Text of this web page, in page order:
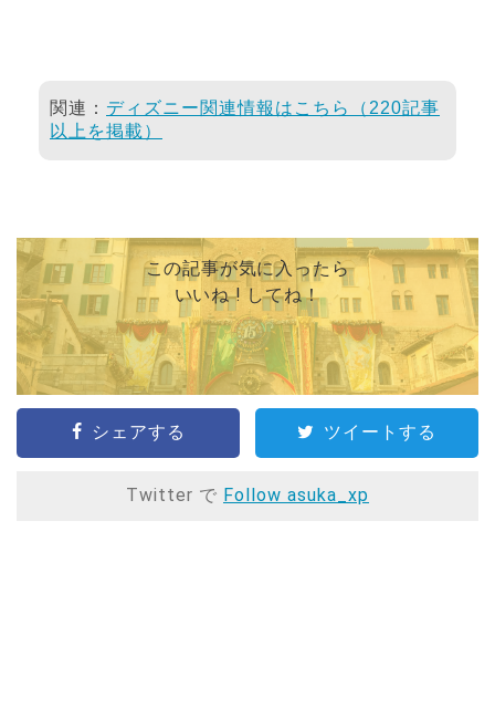
関連： ディズニー関連情報はこちら（220記事
以上を掲載）
この記事が気に入ったら
いいね ! してね！
シェアする ツイートする
Twitter で Follow asuka_xp